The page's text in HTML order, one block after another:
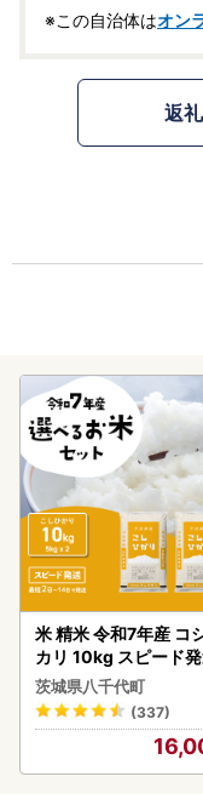
※この自治体はオン
返
米 精米 令和7年産 コ
カリ 10kg スピード
茨城県八千代町
(337)